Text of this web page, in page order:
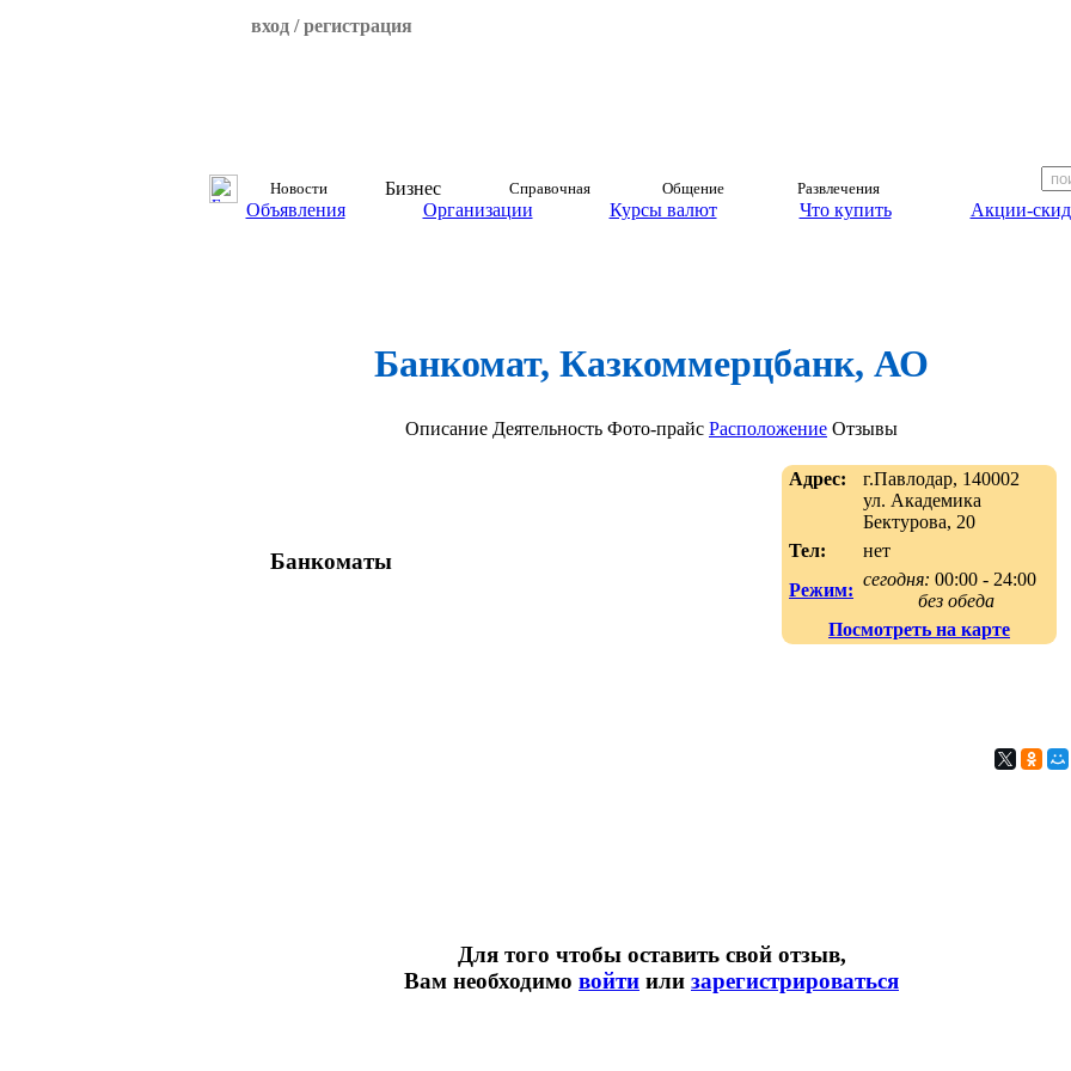
вход / регистрация
Новости Бизнес Справочная Общение Развлечения
Объявления Организации Курсы валют Что купить Акции-
Банкомат, Казкоммерцбанк, АО
Описание Деятельность Фото-прайс Расположение Отзывы
Адрес:
г.Павлодар, 140002
ул. Академика
Бектурова, 20
Тел:
нет
Режим:
сегодня: 00:00 - 24:00
без обеда
Посмотреть на карте
Банкоматы
Для того чтобы оставить свой отзыв,
Вам необходимо войти или зарегистрироваться